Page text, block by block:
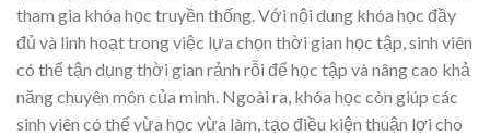
tham gia khóa học truyền thống. Với nội dung khóa học đầy
đủ và linh hoạt trong việc lựa chọn thời gian học tập, sinh viên
có thể tận dụng thời gian rảnh rỗi để học tập và nâng cao khả
năng chuyên môn của mình. Ngoài ra, khóa học còn giúp các
sinh viên có thể vừa học vừa làm, tạo điều kiện thuận lợi cho